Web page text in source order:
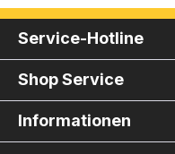
Service-Hotline
Shop Service
Informationen